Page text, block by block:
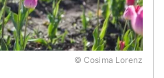
© Cosima Lorenz